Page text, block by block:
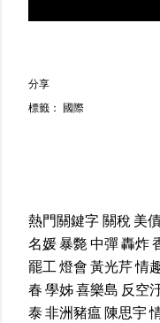
分享
標籤： 國際
熱門關鍵字關稅美
名媛暴斃中彈轟炸
罷工燈會黃光芹情
春學姊喜樂島 反空
泰非洲豬瘟陳思宇